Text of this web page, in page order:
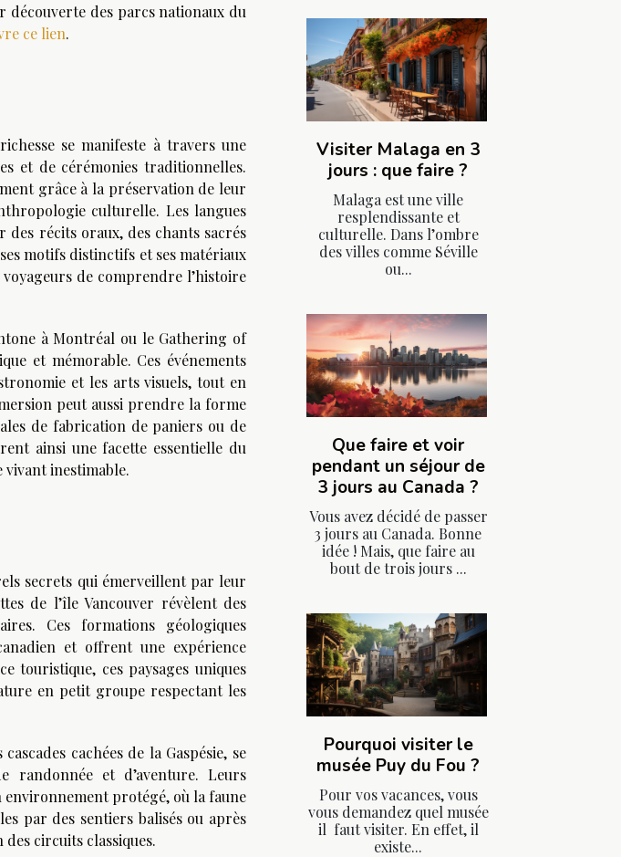
découverte des parcs nationaux du
ce lien.
se manifeste à travers une
et de cérémonies traditionnelles.
grâce à la préservation de leur
culturelle. Les langues
récits oraux, des chants sacrés
motifs distinctifs et ses matériaux
de comprendre l’histoire
à Montréal ou le Gathering of
et mémorable. Ces événements
et les arts visuels, tout en
peut aussi prendre la forme
de fabrication de paniers ou de
ainsi une facette essentielle du
vivant inestimable.
secrets qui émerveillent par leur
de l’île Vancouver révèlent des
Ces formations géologiques
et offrent une expérience
touristique, ces paysages uniques
en petit groupe respectant les
cachées de la Gaspésie, se
randonnée et d’aventure. Leurs
environnement protégé, où la faune
par des sentiers balisés ou après
circuits classiques.
Visiter Malaga en 3
jours : que faire ?
Malaga est une ville
resplendissante et
culturelle. Dans l’ombre
des villes comme Séville
ou...
Que faire et voir
pendant un séjour de
3 jours au Canada ?
Vous avez décidé de passer
3 jours au Canada. Bonne
idée ! Mais, que faire au
bout de trois jours ...
Pourquoi visiter le
musée Puy du Fou ?
Pour vos vacances, vous
vous demandez quel musée
il faut visiter. En effet, il
existe...